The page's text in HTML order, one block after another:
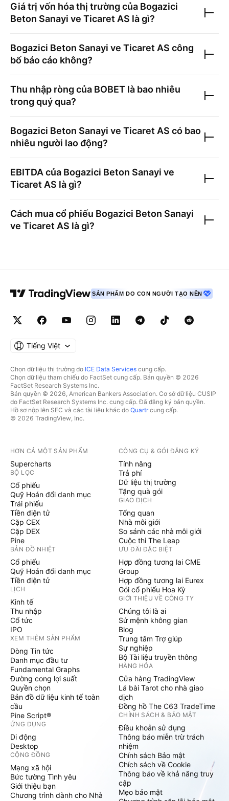
Giá trị vốn hóa thị trường của Bogazici
Beton Sanayi ve Ticaret AS là gì?
Bogazici Beton Sanayi ve Ticaret AS công
bố báo cáo không?
Thu nhập ròng của BOBET là bao nhiêu
trong quý qua?
Bogazici Beton Sanayi ve Ticaret AS có bao
nhiêu người lao động?
EBITDA của Bogazici Beton Sanayi ve
Ticaret AS là gì?
Cách mua cổ phiếu Bogazici Beton Sanayi
ve Ticaret AS là gì?
SẢN PHẨM DO CON NGƯỜI TẠO NÊN
Tiếng Việt
Chọn dữ liệu thị trường do ICE Data Services cung cấp.
Chọn dữ liệu tham chiếu do FactSet cung cấp. Bản quyền © 2026
FactSet Research Systems Inc.
Bản quyền © 2026, American Bankers Association. Cơ sở dữ liệu CUSIP
do FactSet Research Systems Inc. cung cấp. Đã đăng ký bản quyền.
Hồ sơ nộp lên SEC và các tài liệu khác do Quartrcung cấp.
© 2026 TradingView, Inc.
HƠN CẢ MỘT SẢN PHẨM
Supercharts
BỘ LỌC
Cổ phiếu
Quỹ Hoán đổi danh mục
Trái phiếu
Tiền điện tử
Cặp CEX
Cặp DEX
Pine
BẢN ĐỒ NHIỆT
Cổ phiếu
Quỹ Hoán đổi danh mục
Tiền điện tử
LỊCH
Kinh tế
Thu nhập
Cổ tức
IPO
XEM THÊM SẢN PHẨM
Dòng Tin tức
Danh mục đầu tư
Fundamental Graphs
Đường cong lợi suất
Quyền chọn
Bản đồ dữ liệu kinh tế toàn
cầu
Pine Script®
ỨNG DỤNG
Di động
Desktop
CỘNG ĐỒNG
Mạng xã hội
Bức tường Tình yêu
Giới thiệu bạn
Chương trình dành cho Nhà
CÔNG CỤ & GÓI ĐĂNG KÝ
Tính năng
Trả phí
Dữ liệu thị trường
Tặng quà gói
GIAO DỊCH
Tổng quan
Nhà môi giới
So sánh các nhà môi giới
Cuộc thi The Leap
ƯU ĐÃI ĐẶC BIỆT
Hợp đồng tương lai CME
Group
Hợp đồng tương lai Eurex
Gói cổ phiếu Hoa Kỳ
GIỚI THIỆU VỀ CÔNG TY
Chúng tôi là ai
Sứ mệnh không gian
Blog
Trung tâm Trợ giúp
Sự nghiệp
Bộ Tài liệu truyền thông
HÀNG HÓA
Cửa hàng TradingView
Lá bài Tarot cho nhà giao
dịch
Đồng hồ The C63 TradeTime
CHÍNH SÁCH & BẢO MẬT
Điều khoản sử dụng
Thông báo miễn trừ trách
nhiệm
Chính sách Bảo mật
Chích sách về Cookie
Thông báo về khả năng truy
cập
Mẹo bảo mật